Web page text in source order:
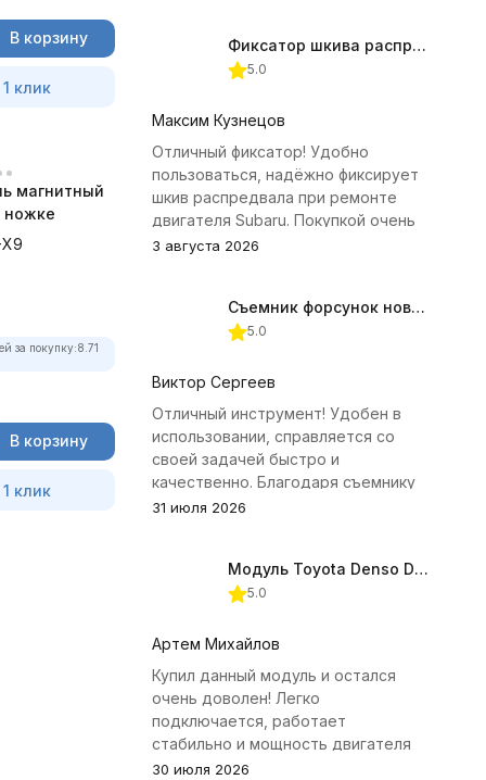
В корзину
клик
магнитный
ножке
за покупку:8.71
В корзину
клик
Фиксатор шкива распредвала (Subaru) JTC-4409
5.0
Максим Кузнецов
Отличный фиксатор! Удобно
пользоваться, надёжно фиксирует
шкив распредвала при ремонте
двигателя Subaru. Покупкой очень
доволен.
3 августа 2026
Съемник форсунок новых дизельных двигателей Jonnesway
5.0
Виктор Сергеев
Отличный инструмент! Удобен в
использовании, справляется со
своей задачей быстро и
качественно. Благодаря съемнику
удалось избежать лишних хлопот с
31 июля 2026
Модуль Toyota Denso Diesel 2.8D для ChipTuningPRO
5.0
Артем Михайлов
Купил данный модуль и остался
очень доволен! Легко
подключается, работает
стабильно и мощность двигателя
заметно увеличилась. Рекомендую
30 июля 2026